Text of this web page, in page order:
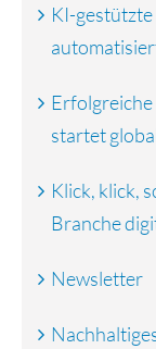
KI-
startet
Klick, klick,
Branche
Newsletter